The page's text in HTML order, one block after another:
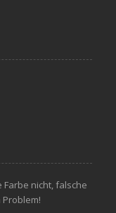
Farbe nicht, falsche